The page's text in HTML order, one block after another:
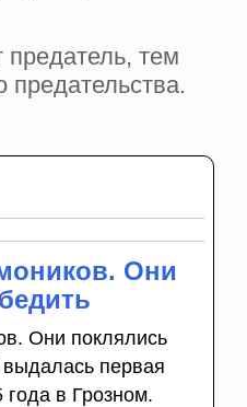
тем
предательства.
Они
Они поклялись
первая
года в Грозном.